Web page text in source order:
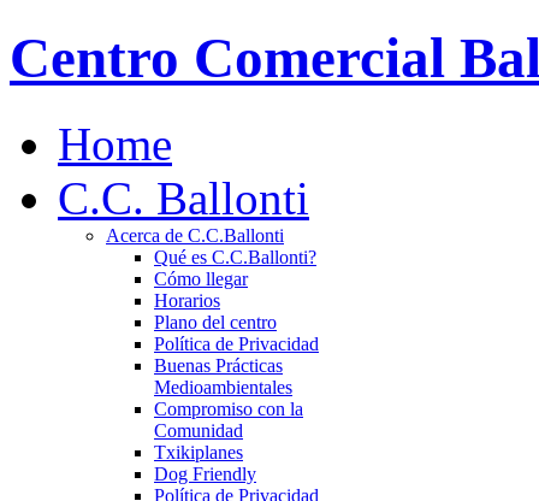
Centro Comercial
Home
C.C. Ballonti
Acerca de C.C.Ballonti
Qué es C.C.Ballonti?
Cómo llegar
Horarios
Plano del centro
Política de Privacidad
Buenas Prácticas
Medioambientales
Compromiso con la
Comunidad
Txikiplanes
Dog Friendly
Política de Privacidad